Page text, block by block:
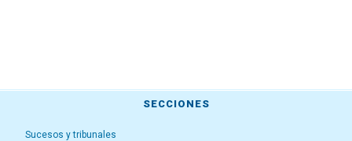
SECCIONES
Sucesos y tribunales